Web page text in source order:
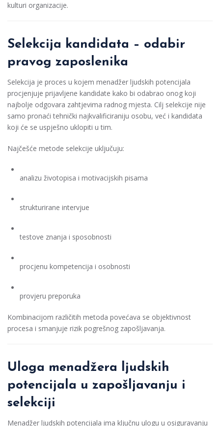
kulturi organizacije.
Selekcija kandidata – odabir
pravog zaposlenika
Selekcija je proces u kojem menadžer ljudskih potencijala
procjenjuje prijavljene kandidate kako bi odabrao onog koji
najbolje odgovara zahtjevima radnog mjesta. Cilj selekcije nije
samo pronaći tehnički najkvalificiraniju osobu, već i kandidata
koji će se uspješno uklopiti u tim.
Najčešće metode selekcije uključuju:
analizu životopisa i motivacijskih pisama
strukturirane intervjue
testove znanja i sposobnosti
procjenu kompetencija i osobnosti
provjeru preporuka
Kombinacijom različitih metoda povećava se objektivnost
procesa i smanjuje rizik pogrešnog zapošljavanja.
Uloga menadžera ljudskih
potencijala u zapošljavanju i
selekciji
Menadžer ljudskih potencijala ima ključnu ulogu u osiguravanju